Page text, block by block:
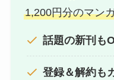
1,200円分のマン
話題の新刊も
登録＆解約も